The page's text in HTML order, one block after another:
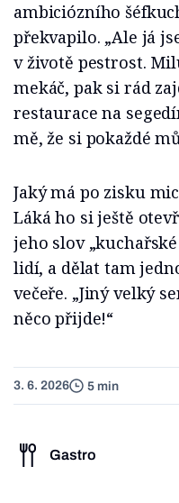
ambiciózního
překvapilo. „Ale já
v životě pestrost.
mekáč, pak si rád
restaurace na
mě, že si pokaždé
Jaký má po zisku
Láká ho si ještě
jeho slov
lidí, a dělat tam
večeře. „Jiný velký
něco přijde!“
3. 6. 2026 5 min
Gastro